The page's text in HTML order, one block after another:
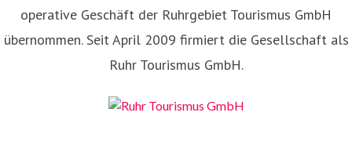
operative Geschäft der Ruhrgebiet Tourismus GmbH
übernommen. Seit April 2009 firmiert die Gesellschaft als
Ruhr Tourismus GmbH.